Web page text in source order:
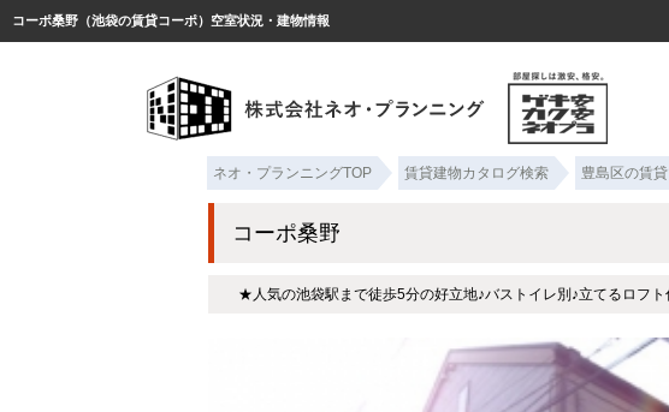
コーポ桑野（池袋の賃貸コーポ）空室状況・建物情報
ネオ・プランニングTOP 賃貸建物カタログ検索 豊島区の賃
コーポ桑野
★人気の池袋駅まで徒歩5分の好立地♪バストイレ別♪立てるロフ